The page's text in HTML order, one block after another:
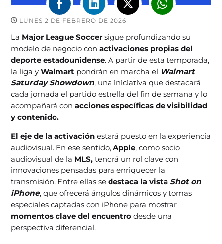
LUNES 2 DE FEBRERO DE 2026
La Major League Soccer sigue profundizando su
modelo de negocio conactivaciones propias del
deporte estadounidense. A partir de esta temporada,
la liga yWalmart pondrán en marcha el Walmart
Saturday Showdown, una iniciativa que destacará
cada jornada el partido estrella del fin de semana y lo
acompañará conacciones específicas de visibilidad
y contenido.
El eje de la activación estará puesto en la experiencia
audiovisual. En ese sentido,Apple, como socio
audiovisual de la MLS, tendrá un rol clave con
innovaciones pensadas para enriquecer la
transmisión. Entre ellas sedestaca la vista Shot on
iPhone, que ofrecerá ángulos dinámicos y tomas
especiales captadas con iPhone para mostrar
momentos clave del encuentro desde una
perspectiva diferencial.